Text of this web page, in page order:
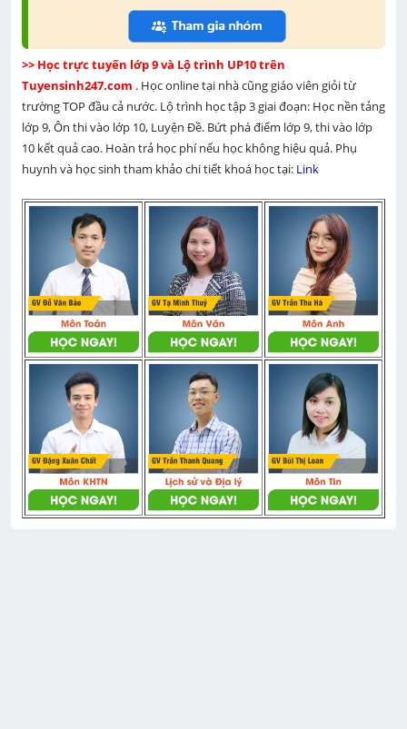
>> Học trực tuyến lớp 9 và Lộ trình UP10 trên
Tuyensinh247.com . Học online tại nhà cũng giáo viên giỏi từ
trường TOP đầu cả nước. Lộ trình học tập 3 giai đoạn: Học nền tảng
lớp 9, Ôn thi vào lớp 10, Luyện Đề. Bứt phá điểm lớp 9, thi vào lớp
10 kết quả cao. Hoàn trả học phí nếu học không hiệu quả. Phụ
huynh và học sinh tham khảo chi tiết khoá học tại: Link